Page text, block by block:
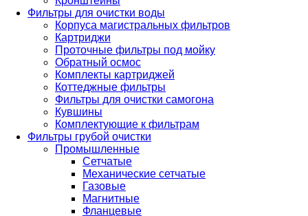
Фильтры для очистки воды
Корпуса магистральных фильтров
Картриджи
Проточные фильтры под мойку
Обратный осмос
Комплекты картриджей
Коттеджные фильтры
Фильтры для очистки самогона
Кувшины
Комплектующие к фильтрам
Фильтры грубой очистки
Промышленные
Сетчатые
Механические сетчатые
Газовые
Магнитные
Фланцевые